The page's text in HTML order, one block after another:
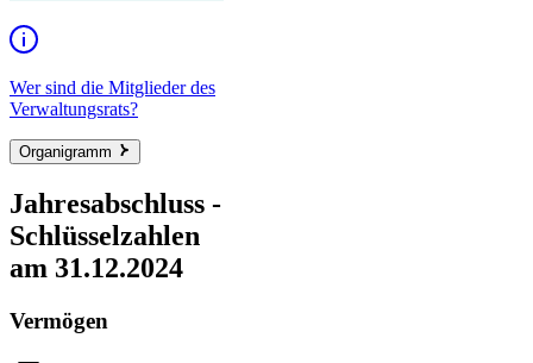
Wer sind die Mitglieder des
Verwaltungsrats?
Organigramm
Jahresabschluss -
Schlüsselzahlen
am 31.12.2024
Vermögen